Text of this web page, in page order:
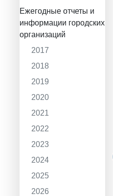
Ежегодные отчеты и
информации городских
организаций
2017
2018
2019
2020
2021
2022
2023
2024
2025
2026